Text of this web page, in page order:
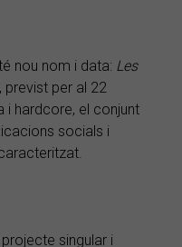
nou nom i data: Les
previst per al 22
i hardcore, el conjunt
socials i
singular i